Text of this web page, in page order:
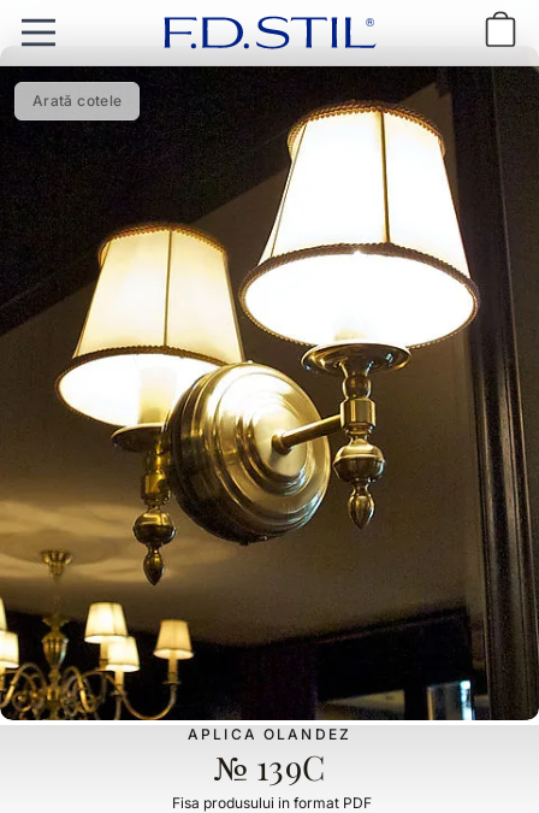
Arată cotele
APLICA OLANDEZ
№ 139C
Fisa produsului in format PDF